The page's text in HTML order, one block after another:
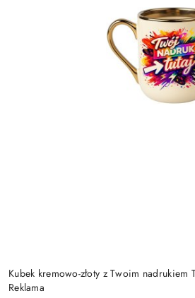
Kubek kremowo-złoty z Twoim nadrukiem
Reklama